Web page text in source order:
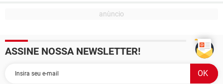
ASSINE NOSSA NEWSLETTER!